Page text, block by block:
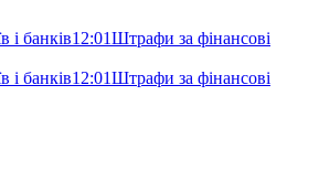
і банків12:01Штрафи за фінансові
і банків12:01Штрафи за фінансові